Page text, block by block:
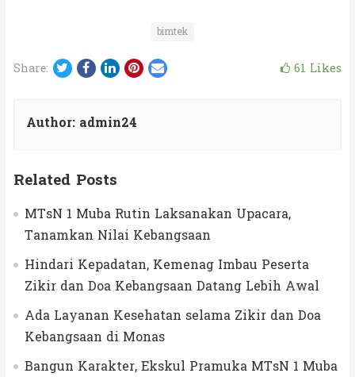
bimtek
Share: Twitter
Facebook
LinkedIn
Pinterest
Email 61 Likes
Author: admin24
Related Posts
MTsN 1 Muba Rutin Laksanakan Upacara,
Tanamkan Nilai Kebangsaan
Hindari Kepadatan, Kemenag Imbau Peserta
Zikir dan Doa Kebangsaan Datang Lebih Awal
Ada Layanan Kesehatan selama Zikir dan Doa
Kebangsaan di Monas
Bangun Karakter, Ekskul Pramuka MTsN 1 Muba